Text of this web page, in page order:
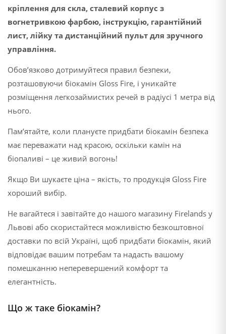
кріплення для скла, сталевий корпус з
вогнетривкою фарбою, інструкцію, гарантійний
лист, лійку та дистанційний пульт для зручного
управління.
Обов’язково дотримуйтеся правил безпеки,
розташовуючи біокамін Gloss Fire, і уникайте
розміщення легкозаймистих речей в радіусі 1 метра від
нього.
Пам’ятайте, коли плануєте придбати біокамін безпека
має переважати над красою, оскільки камін на
біопаливі – це живий вогонь!
Якщо Ви шукаєте ціна – якість, то продукція Gloss Fire
хороший вибір.
Не вагайтеся і завітайте до нашого магазину Firelands у
Львові або скористайтеся можливістю безкоштовної
доставки по всій Україні, щоб придбати біокамін, який
відповідає вашим потребам та надасть вашому
помешканню неперевершений комфорт та
елегантність.
Що ж таке біокамін?